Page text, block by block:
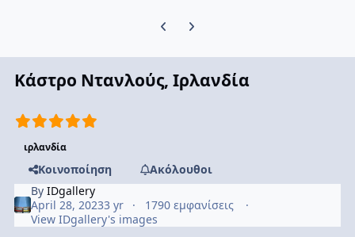
Previous carousel slide
Next carousel slide
Κάστρο Ντανλούς, Ιρλανδία
ιρλανδία
Κοινοποίηση
Ακόλουθοι
ByIDgallery
April 28, 20233 yr
1790 εμφανίσεις
View IDgallery's images